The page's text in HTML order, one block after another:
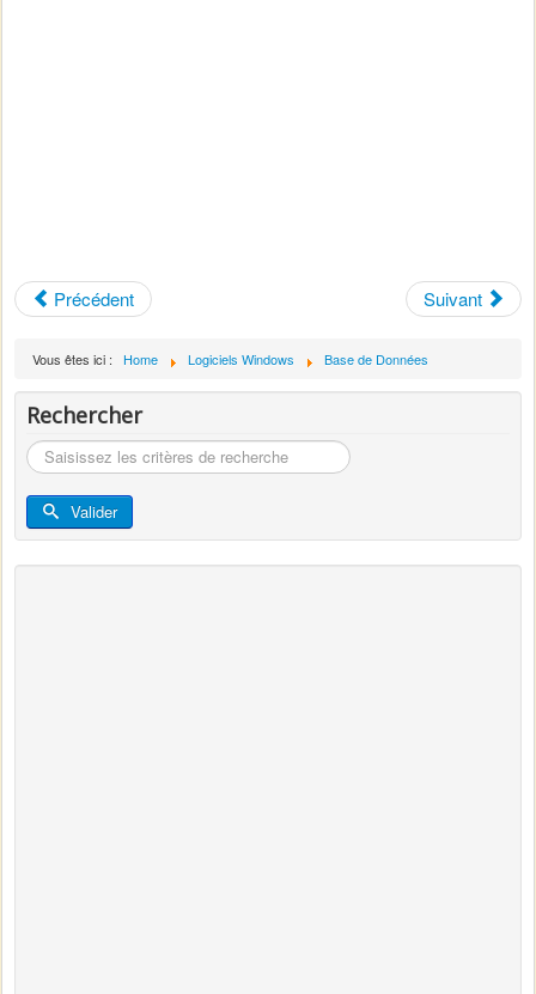
Précédent Suivant
Vous êtes ici : Home Logiciels Windows Base de Données
Rechercher
Rechercher
Valider